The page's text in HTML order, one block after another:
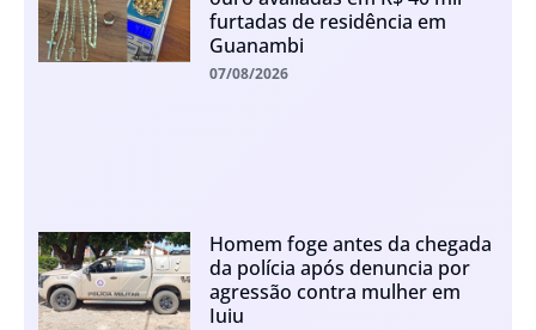
furtadas de residência em
Guanambi
07/08/2026
Homem foge antes da chegada
da polícia após denuncia por
agressão contra mulher em
Iuiu